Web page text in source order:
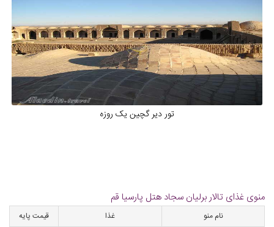
تور دیر گچین یک روزه
منوی غذای تالار برلیان سجاد هتل پارسیا قم
نام منو غذا قیمت پایه